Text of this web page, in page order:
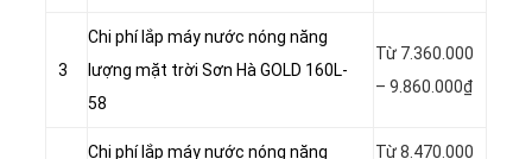
3
Chi phí lắp máy nước nóng năng
lượng mặt trời Sơn Hà GOLD 160L-
58
Từ 7.360.000
– 9.860.000₫
Chi phí lắp máy nước nóng năng
Từ 8.470.000